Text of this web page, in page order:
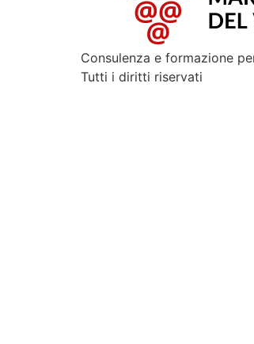
Consulenza e formazione
Tutti i diritti riservati